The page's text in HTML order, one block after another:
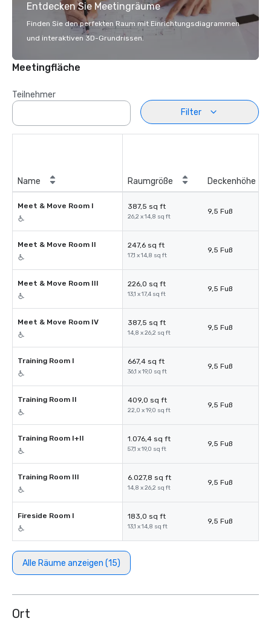
Entdecken Sie Meetingräume
Finden Sie den perfekten Raum mit Einrichtungsdiagrammen
und interaktiven 3D-Grundrissen.
Meetingfläche
Teilnehmer
Filter
Name Raumgröße Deckenhöhe
Meet & Move Room I 387,5 sq ft
26,2 x 14,8 sq ft
9,5 Fuß
Meet & Move Room II 247,6 sq ft
17,1 x 14,8 sq ft
9,5 Fuß
Meet & Move Room III 226,0 sq ft
13,1 x 17,4 sq ft
9,5 Fuß
Meet & Move Room IV 387,5 sq ft
14,8 x 26,2 sq ft
9,5 Fuß
Training Room I 667,4 sq ft
36,1 x 19,0 sq ft
9,5 Fuß
Training Room II 409,0 sq ft
22,0 x 19,0 sq ft
9,5 Fuß
Training Room I+II 1.076,4 sq ft
57,1 x 19,0 sq ft
9,5 Fuß
Training Room III 6.027,8 sq ft
14,8 x 26,2 sq ft
9,5 Fuß
Fireside Room I 183,0 sq ft
13,1 x 14,8 sq ft
9,5 Fuß
Alle Räume anzeigen (15)
Ort